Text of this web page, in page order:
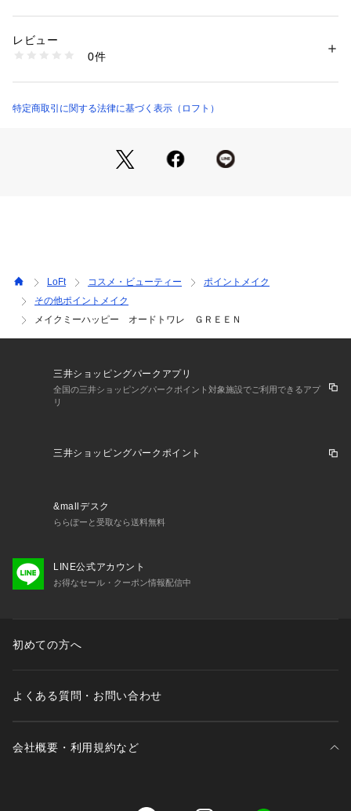
メイク
3680000000795
レビュー
0件
特定商取引に関する法律に基づく表示（ロフト）
LoFt コスメ・ビューティー
ポイントメイク
その他ポイントメイク
メイクミーハッピー オードトワレ ＧＲＥＥＮ
三井ショッピングパークアプリ
全国の三井ショッピングパークポイント対象施設でご利用できるアプ
リ
三井ショッピングパークポイント
&mallデスク
ららぽーと受取なら送料無料
LINE公式アカウント
お得なセール・クーポン情報配信中
初めての方へ
よくある質問・お問い合わせ
会社概要・利用規約など